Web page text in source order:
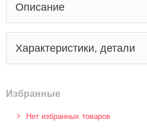
Описание
Характеристики, детали
Избранные
Нет избранных товаров